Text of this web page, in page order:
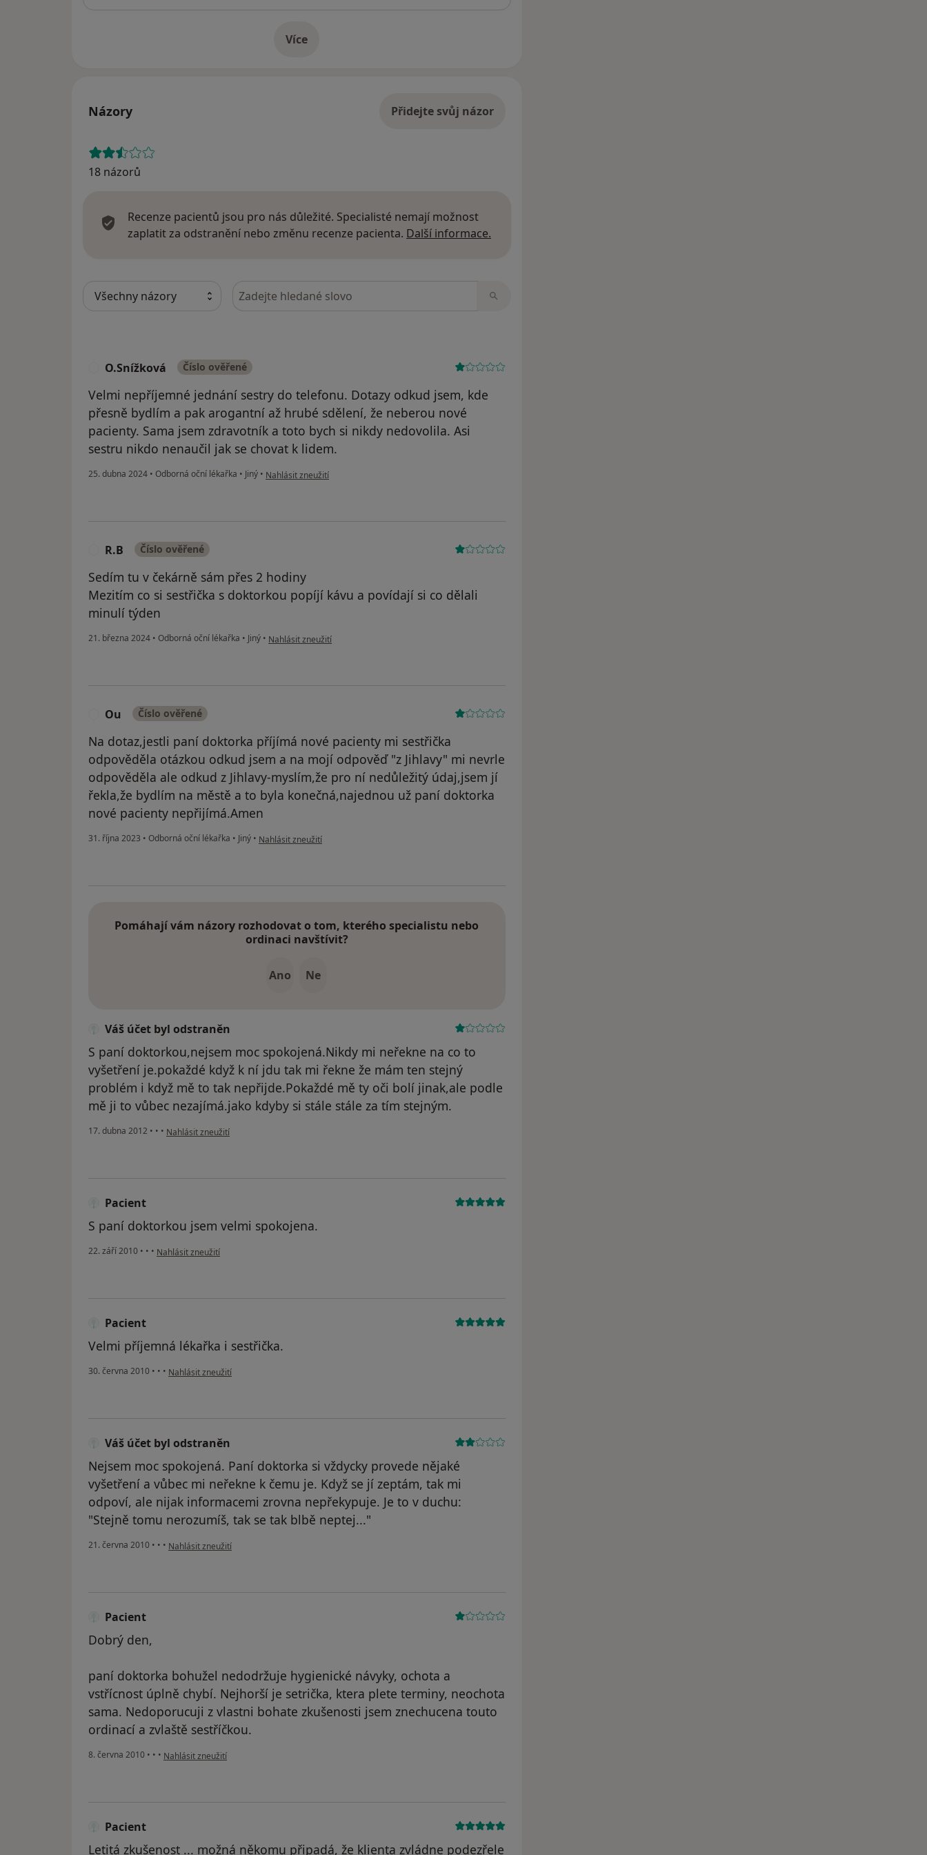
Víceo adrese
Názory Přidejte svůj názor
18 názorů
Recenze pacientů jsou pro nás důležité. Specialisté nemají možnost
zaplatit za odstranění nebo změnu recenze pacienta. Další informace.
Hledejte v názorech
O.Snížková Číslo ověřené
Velmi nepříjemné jednání sestry do telefonu. Dotazy odkud jsem, kde
přesně bydlím a pak arogantní až hrubé sdělení, že neberou nové
pacienty. Sama jsem zdravotník a toto bych si nikdy nedovolila. Asi
sestru nikdo nenaučil jak se chovat k lidem.
25. dubna 2024 • Odborná oční lékařka • Jiný • podle názoru uživatele O.Snížková
Nahlásit zneužití
R.B Číslo ověřené
Sedím tu v čekárně sám přes 2 hodiny
Mezitím co si sestřička s doktorkou popíjí kávu a povídají si co dělali
minulí týden
21. března 2024 • Odborná oční lékařka • Jiný • podle názoru uživatele R.B
Nahlásit zneužití
Ou Číslo ověřené
Na dotaz,jestli paní doktorka příjímá nové pacienty mi sestřička
odpověděla otázkou odkud jsem a na mojí odpověď "z Jihlavy" mi nevrle
odpověděla ale odkud z Jihlavy-myslím,že pro ní nedůležitý údaj,jsem jí
řekla,že bydlím na městě a to byla konečná,najednou už paní doktorka
nové pacienty nepřijímá.Amen
31. října 2023 • Odborná oční lékařka • Jiný • podle názoru uživatele Ou
Nahlásit zneužití
Pomáhají vám názory rozhodovat o tom, kterého specialistu nebo
ordinaci navštívit?
Ano Ne
Váš účet byl odstraněn
S paní doktorkou,nejsem moc spokojená.Nikdy mi neřekne na co to
vyšetření je.pokaždé když k ní jdu tak mi řekne že mám ten stejný
problém i když mě to tak nepřijde.Pokaždé mě ty oči bolí jinak,ale podle
mě ji to vůbec nezajímá.jako kdyby si stále stále za tím stejným.
17. dubna 2012 • • • podle názoru uživatele Váš účet byl odstraněn
Nahlásit zneužití
Pacient
S paní doktorkou jsem velmi spokojena.
22. září 2010 • • • podle názoru uživatele Pacient
Nahlásit zneužití
Pacient
Velmi příjemná lékařka i sestřička.
30. června 2010 • • • podle názoru uživatele Pacient
Nahlásit zneužití
Váš účet byl odstraněn
Nejsem moc spokojená. Paní doktorka si vždycky provede nějaké
vyšetření a vůbec mi neřekne k čemu je. Když se jí zeptám, tak mi
odpoví, ale nijak informacemi zrovna nepřekypuje. Je to v duchu:
"Stejně tomu nerozumíš, tak se tak blbě neptej..."
21. června 2010 • • • podle názoru uživatele Váš účet byl odstraněn
Nahlásit zneužití
Pacient
Dobrý den,
paní doktorka bohužel nedodržuje hygienické návyky, ochota a
vstřícnost úplně chybí. Nejhorší je setrička, ktera plete terminy, neochota
sama. Nedoporucuji z vlastni bohate zkušenosti jsem znechucena touto
ordinací a zvlaště sestříčkou.
8. června 2010 • • • podle názoru uživatele Pacient
Nahlásit zneužití
Pacient
Letitá zkušenost ... možná někomu připadá, že klienta zvládne podezřele